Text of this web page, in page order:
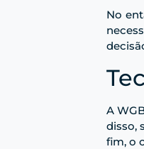
No
A
disso,
fim, o